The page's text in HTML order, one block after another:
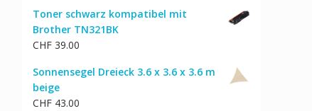
Toner schwarz kompatibel mit
Brother TN321BK
CHF 39.00
Sonnensegel Dreieck 3.6 x 3.6 x 3.6 m
beige
CHF 43.00